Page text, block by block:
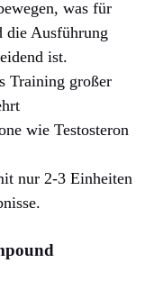
was für
die Ausführung
ist.
Training großer
wie Testosteron
nur 2-3 Einheiten